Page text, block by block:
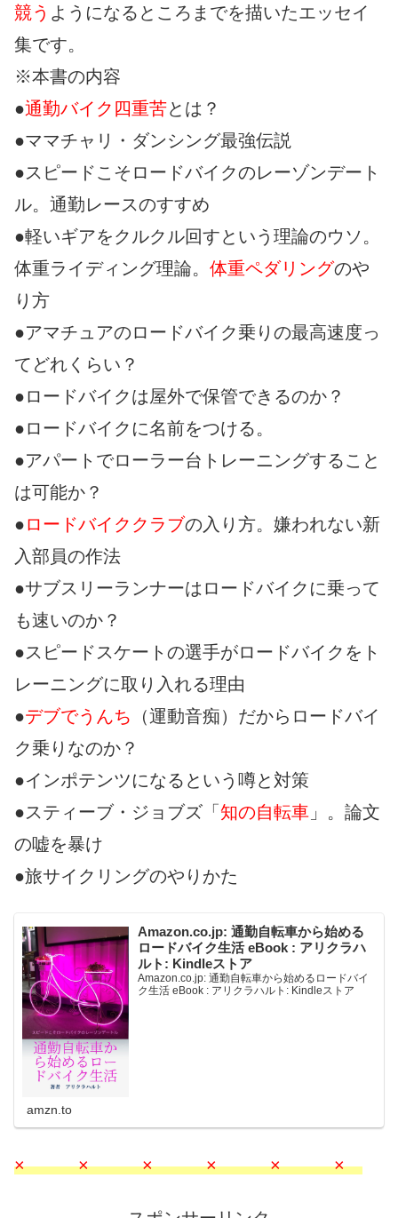
競う ようになるところまでを描いたエッセイ
集です。
※本書の内容
●通勤バイク四重苦とは？
●ママチャリ・ダンシング最強伝説
●スピードこそロードバイクのレーゾンデート
ル。通勤レースのすすめ
●軽いギアをクルクル回すという理論のウソ。
体重ライディング理論。 体重ペダリングのや
り方
●アマチュアのロードバイク乗りの最高速度っ
てどれくらい？
●ロードバイクは屋外で保管できるのか？
●ロードバイクに名前をつける。
●アパートでローラー台トレーニングすること
は可能か？
●ロードバイククラブの入り方。嫌われない新
入部員の作法
●サブスリーランナーはロードバイクに乗って
も速いのか？
●スピードスケートの選手がロードバイクをト
レーニングに取り入れる理由
●デブでうんち （運動音痴）だからロードバイ
ク乗りなのか？
●インポテンツになるという噂と対策
●スティーブ・ジョブズ「 知の自転車 」。論文
の嘘を暴け
●旅サイクリングのやりかた
Amazon.co.jp: 通勤自転車から始める
ロードバイク生活 eBook : アリクラハ
ルト: Kindleストア
Amazon.co.jp: 通勤自転車から始めるロードバイ
ク生活 eBook : アリクラハルト: Kindleストア
amzn.to
× × × × × ×